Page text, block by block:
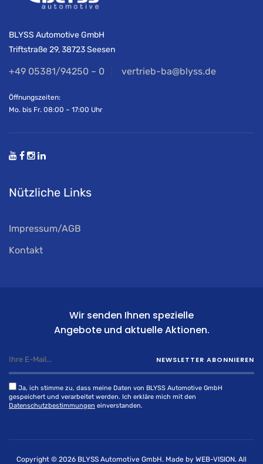
BLYSS Automotive GmbH
Triftstraße 29, 38723 Seesen
+49 05381/94250 – 0 vertrieb-ba@blyss.de
Öffnungszeiten:
Mo. bis Fr. 08:00 – 17:00 Uhr
Nützliche Links
Impressum/AGB
Kontakt
Wir senden Ihnen spezielle
Angebote und aktuelle Aktionen.
NEWSLETTER ABONNIEREN
Ja, ich stimme zu, dass meine Daten von BLYSS Automotive GmbH
gespeichert und verarbeitet werden. Ich erkläre mich mit den
Datenschutzbestimmungen einverstanden.
Copyright © 2026 BLYSS Automotive GmbH. Made by WEB-VISION. All